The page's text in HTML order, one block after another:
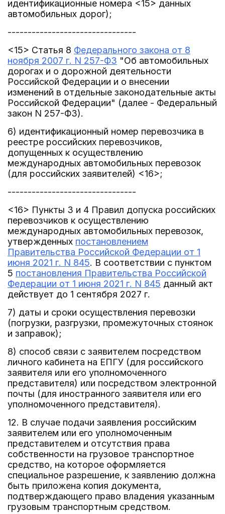
идентификационные номера <15> данных
автомобильных дорог);
--------------------------------
<15> Статья 8 Федерального закона от 8
ноября 2007 г. N 257-ФЗ "Об автомобильных
дорогах и о дорожной деятельности
Российской Федерации и о внесении
изменений в отдельные законодательные акты
Российской Федерации" (далее - Федеральный
закон N 257-ФЗ).
6) идентификационный номер перевозчика в
реестре российских перевозчиков,
допущенных к осуществлению
международных автомобильных перевозок
(для российских заявителей) <16>;
--------------------------------
<16> Пункты 3 и 4 Правил допуска российских
перевозчиков к осуществлению
международных автомобильных перевозок,
утвержденных постановлением
Правительства Российской Федерации от 1
июня 2021 г. N 845. В соответствии с пунктом
5 постановления Правительства Российской
Федерации от 1 июня 2021 г. N 845 данный акт
действует до 1 сентября 2027 г.
7) даты и сроки осуществления перевозки
(погрузки, разгрузки, промежуточных стоянок
и заправок);
8) способ связи с заявителем посредством
личного кабинета на ЕПГУ (для российского
заявителя или его уполномоченного
представителя) или посредством электронной
почты (для иностранного заявителя или его
уполномоченного представителя).
12. В случае подачи заявления российским
заявителем или его уполномоченным
представителем и отсутствия права
собственности на грузовое транспортное
средство, на которое оформляется
специальное разрешение, к заявлению должна
быть приложена копия документа,
подтверждающего право владения указанным
грузовым транспортным средством.